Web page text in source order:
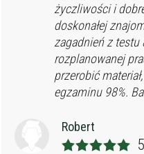
życzliwości i
doskonałej
zagadnień z
rozplanowanej
przerobić
egzaminu 98%.
Robert